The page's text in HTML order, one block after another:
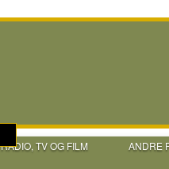
RADIO, TV OG FILM
ANDRE